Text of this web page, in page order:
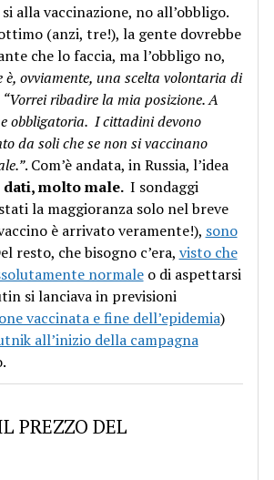
alla vaccinazione, no all’obbligo.
(anzi, tre!), la gente dovrebbe
che lo faccia, ma l’obbligo no,
è, ovviamente, una scelta volontaria di
“Vorrei ribadire la mia posizione. A
obbligatoria. I cittadini devono
da soli che se non si vaccinano
. Com’è andata, in Russia, l’idea
dati, molto male. I sondaggi
la maggioranza solo nel breve
è arrivato veramente!), sono
resto, che bisogno c’era, visto che
normaleo di aspettarsi
si lanciava in previsioni
vaccinata e fine dell’epidemia)
all’inizio della campagna
PREZZO DEL